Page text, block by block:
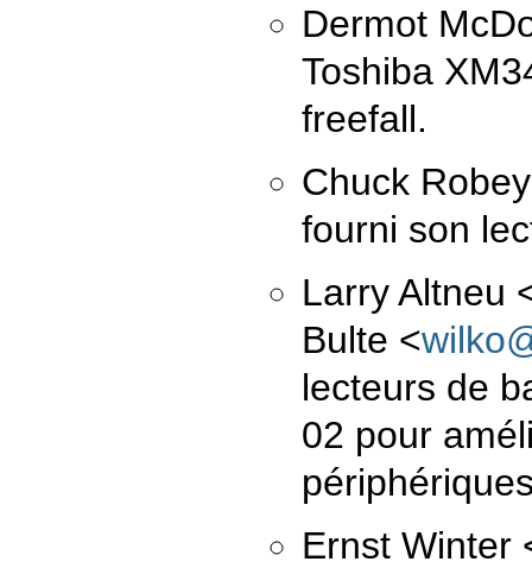
Dermot
Toshiba
freefall.
Chuck
fourni son
Larry Altneu
Bulte <
lecteurs de
02 pour
Ernst Winter